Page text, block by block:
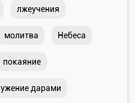
лжеучения
молитва Небеса
покаяние
дарами